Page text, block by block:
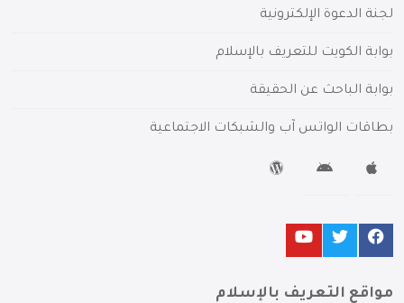
لجنة الدعوة الإلكترونية
بوابة الكويت للتعريف بالإسلام
بوابة الباحث عن الحقيقة
بطاقات الواتس آب والشبكات الاجتماعية
مواقع التعريف بالإسلام